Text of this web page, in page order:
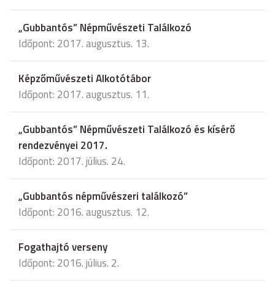
„Gubbantós” Népművészeti Találkozó
Időpont: 2017. augusztus. 13.
Képzőművészeti Alkotótábor
Időpont: 2017. augusztus. 11.
„Gubbantós” Népművészeti Találkozó és kísérő
rendezvényei 2017.
Időpont: 2017. július. 24.
„Gubbantós népművészeri találkozó”
Időpont: 2016. augusztus. 12.
Fogathajtó verseny
Időpont: 2016. július. 2.